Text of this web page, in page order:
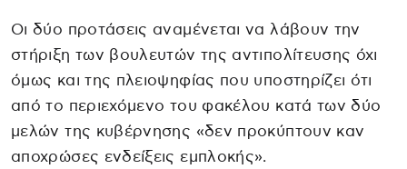
Οι δύο προτάσεις αναμένεται να λάβουν την
στήριξη των βουλευτών της αντιπολίτευσης όχι
όμως και της πλειοψηφίας που υποστηρίζει ότι
από το περιεχόμενο του φακέλου κατά των δύο
μελών της κυβέρνησης «δεν προκύπτουν καν
αποχρώσες ενδείξεις εμπλοκής».